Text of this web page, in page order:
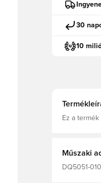
30
10
Ez a
elpárolog,
Műszaki
DQ5051-